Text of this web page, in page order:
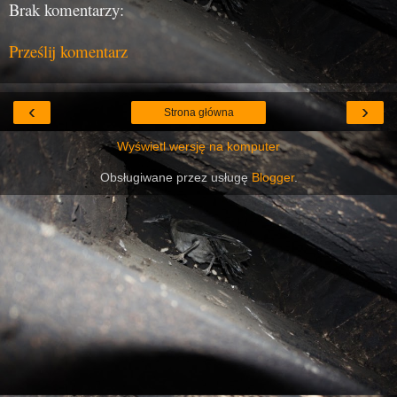
Brak komentarzy:
Prześlij komentarz
‹ ›
Strona główna
Wyświetl wersję na komputer
Obsługiwane przez usługęBlogger.